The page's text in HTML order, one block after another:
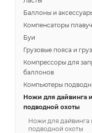
Баллоны и
Компенсаторы
Буи
Грузовые пояса и
Компрессоры для
баллонов
Компьютеры
Ножи для дайвинга и
подводной охоты
Ножи для дайвинга
подводной охоты